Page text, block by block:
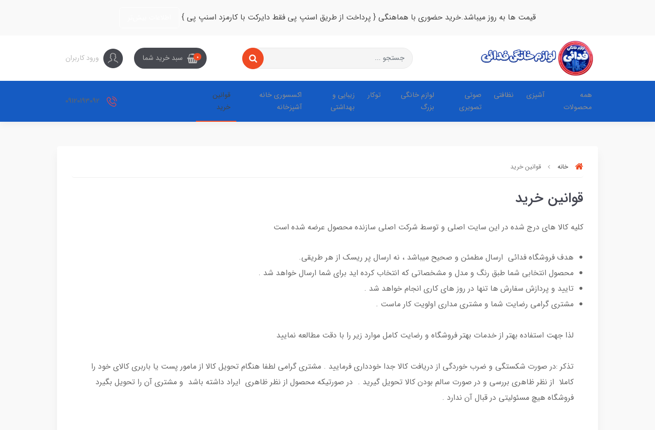
قیمت ها به روز میباشد.خرید حضوری با هماهنگی { پرداخت از طریق اسنپ پی فقط دایرکت با کارمزد اسنپ پی }
0 سبد خرید شما ورود کاربران
همه
محصولات
آشپزی نظافتی
صوتی
تصویری
لوازم خانگی
بزرگ
توکار
زیبایی و
بهداشتی
اکسسوری خانه
آشپزخانه
قوانین
خرید
خانه قوانین خرید
قوانین خرید
کلیه کالا های درج شده در این سایت اصلی و توسط شرکت اصلی سازنده محصول عرضه شده است
هدف فروشگاه فدائی ارسال مطمئن و صحیح میباشد ، نه ارسال پر ریسک از هر طریقی.
محصول انتخابی شما طبق رنگ و مدل و مشخصاتی که انتخاب کرده اید برای شما ارسال خواهد شد .
تایید و پردازش سفارش ها تنها در روز های کاری انجام خواهد شد .
مشتری گرامی رضایت شما و مشتری مداری اولویت کار ماست .
لذا جهت استفاده بهتر از خدمات بهتر فروشگاه و رضایت کامل موارد زیر را با دقت مطالعه نمایید
تذکر :در صورت شکستگی و ضرب خوردگی از دریافت کالا جدا خودداری فرمایید . مشتری گرامی لطفا هنگام تحویل کالا از مامور پست یا باربری کالای خود را
کاملا از نظر ظاهری بررسی و در صورت سالم بودن کالا تحویل گیرید . در صورتیکه محصول از نظر ظاهری ایراد داشته باشد و مشتری آن را تحویل بگیرد
فروشگاه هیچ مسئولیتی در قبال آن ندارد .